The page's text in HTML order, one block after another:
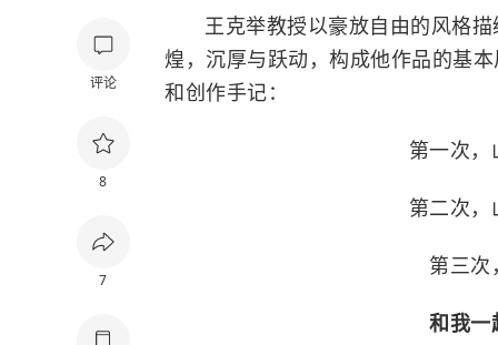
评论
8
7
王克举教授以豪放自由的风格
煌，沉厚与跃动，构成他作品的基
和创作手记：
第一次，
第二次，
第三次
和我一